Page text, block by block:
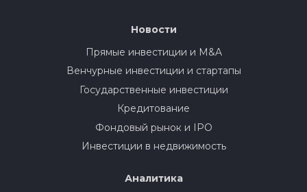
Новости
Прямые инвестиции и M&A
Венчурные инвестиции и стартапы
Государственные инвестиции
Кредитование
Фондовый рынок и IPO
Инвестиции в недвижимость
Аналитика